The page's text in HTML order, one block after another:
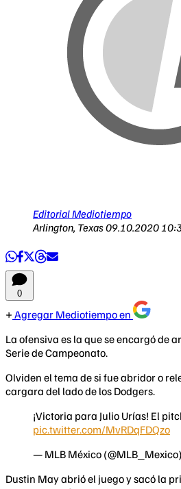
Editorial Mediotiempo
Arlington, Texas09.10.2020
0
Agregar Mediotiempo en
La ofensiva es la que se encargó de
Serie de Campeonato.
Olviden el tema de si fue abridor o
cargara del lado de los Dodgers.
¡Victoria para Julio Urías! El
pic.twitter.com/MvRDqFDQzo
— MLB México (@MLB_Mexico)
Dustin May abrió el juego y sacó la